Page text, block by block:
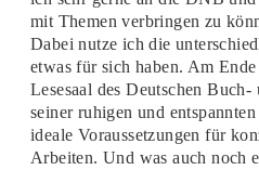
mit Themen verbringen zu
Dabei nutze ich die
etwas für sich haben. Am
Lesesaal des Deutschen
seiner ruhigen und
ideale Voraussetzungen für
Arbeiten. Und was auch noch